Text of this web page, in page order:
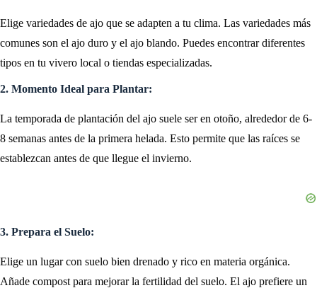
Elige variedades de ajo que se adapten a tu clima. Las variedades más
comunes son el ajo duro y el ajo blando. Puedes encontrar diferentes
tipos en tu vivero local o tiendas especializadas.
2. Momento Ideal para Plantar:
La temporada de plantación del ajo suele ser en otoño, alrededor de 6-
8 semanas antes de la primera helada. Esto permite que las raíces se
establezcan antes de que llegue el invierno.
3. Prepara el Suelo:
Elige un lugar con suelo bien drenado y rico en materia orgánica.
Añade compost para mejorar la fertilidad del suelo. El ajo prefiere un